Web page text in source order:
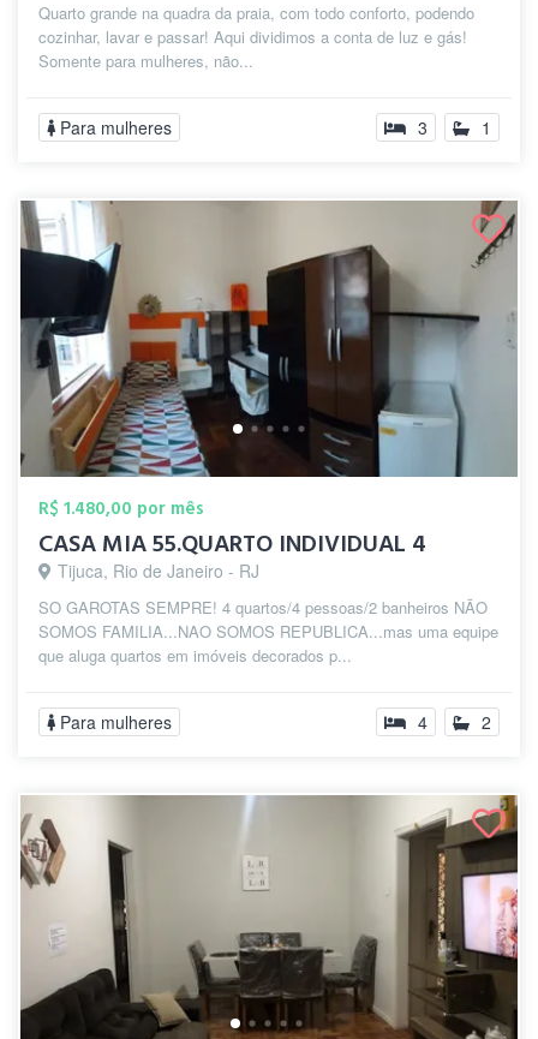
Quarto grande na quadra da praia, com todo conforto, podendo
cozinhar, lavar e passar! Aqui dividimos a conta de luz e gás!
Somente para mulheres, não...
Para mulheres 3 1
R$ 1.480,00 por mês
CASA MIA 55.QUARTO INDIVIDUAL 4
Tijuca, Rio de Janeiro - RJ
SO GAROTAS SEMPRE! 4 quartos/4 pessoas/2 banheiros NÃO
SOMOS FAMILIA...NAO SOMOS REPUBLICA...mas uma equipe
que aluga quartos em imóveis decorados p...
Para mulheres 4 2